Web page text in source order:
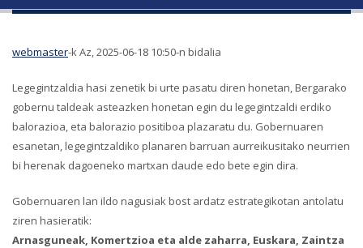
webmaster-k Az, 2025-06-18 10:50-n bidalia
Legegintzaldia hasi zenetik bi urte pasatu diren honetan, Bergarako
gobernu taldeak asteazken honetan egin du legegintzaldi erdiko
balorazioa, eta balorazio positiboa plazaratu du. Gobernuaren
esanetan, legegintzaldiko planaren barruan aurreikusitako neurrien
bi herenak dagoeneko martxan daude edo bete egin dira.
Gobernuaren lan ildo nagusiak bost ardatz estrategikotan antolatu
ziren hasieratik:
Arnasguneak, Komertzioa eta alde zaharra, Euskara, Zaintza